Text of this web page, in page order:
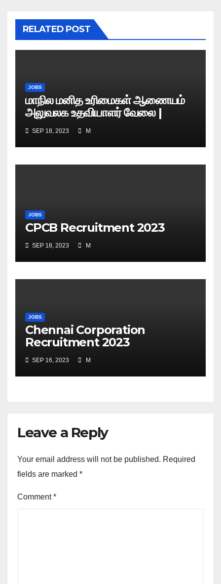
RELATED POST
JOBS
மாநில மனித உரிமைகள் ஆணையம்
அலுவலக உதவியாளர் வேலை |
எழுத்துத் தேர்வு தேதி அறிவிப்பு..?
SEP 18, 2023 M
JOBS
CPCB Recruitment 2023
SEP 18, 2023 M
JOBS
Chennai Corporation
Recruitment 2023
SEP 16, 2023 M
Leave a Reply
Your email address will not be published. Required
fields are marked *
Comment*